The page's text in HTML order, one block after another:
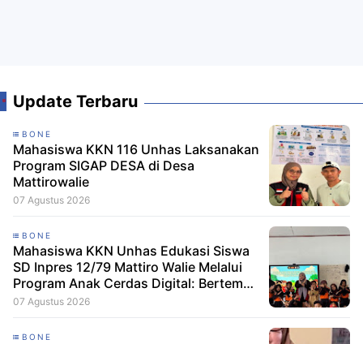
Update Terbaru
BONE
Mahasiswa KKN 116 Unhas Laksanakan
Program SIGAP DESA di Desa
Mattirowalie
07 Agustus 2026
BONE
Mahasiswa KKN Unhas Edukasi Siswa
SD Inpres 12/79 Mattiro Walie Melalui
Program Anak Cerdas Digital: Berteman
Baik, Berani Tolak Bullying
07 Agustus 2026
BONE